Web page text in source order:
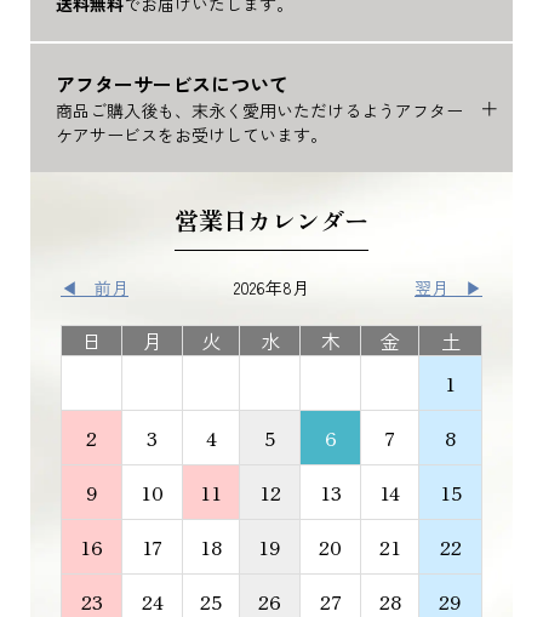
アフターサービスについて
商品ご購入後も、末永く愛用いただけるようアフター
ケアサービスをお受けしています。
営業日カレンダー
◀ 前月 2026年8月 翌月 ▶
日 月 火 水 木 金
土
1
2
3 4 5 6 7
8
9
10 11 12 13 14
15
16
17 18 19 20 21
22
23
24 25 26 27 28
29